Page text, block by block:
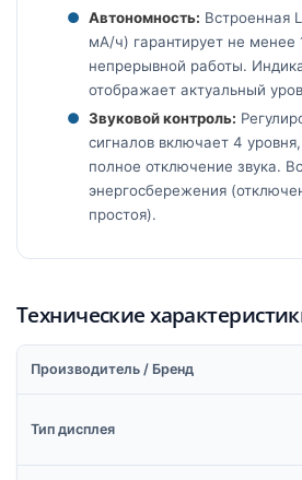
Автономность: Встроенная
мА/ч) гарантирует не менее
непрерывной работы.
отображает актуальный
Звуковой контроль:
сигналов включает 4
полное отключение звука.
энергосбережения
простоя).
Технические
Производитель / Бренд
Тип дисплея